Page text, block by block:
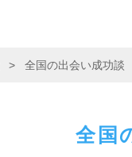
> 全国の出会い成功談
全国